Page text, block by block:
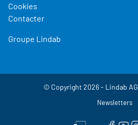
Cookies
Contacter
Groupe Lindab
© Copyright 2026 - Lindab AG
Newsletters